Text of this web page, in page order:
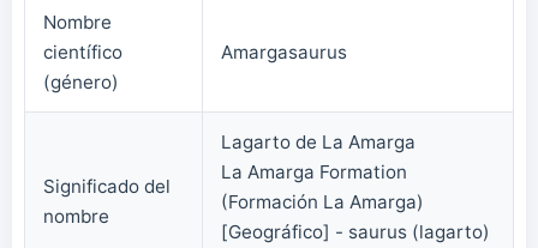
Nombre
científico
(género)
Amargasaurus
Significado del
nombre
Lagarto de La Amarga
La Amarga Formation
(Formación La Amarga)
[Geográfico] - saurus (lagarto)